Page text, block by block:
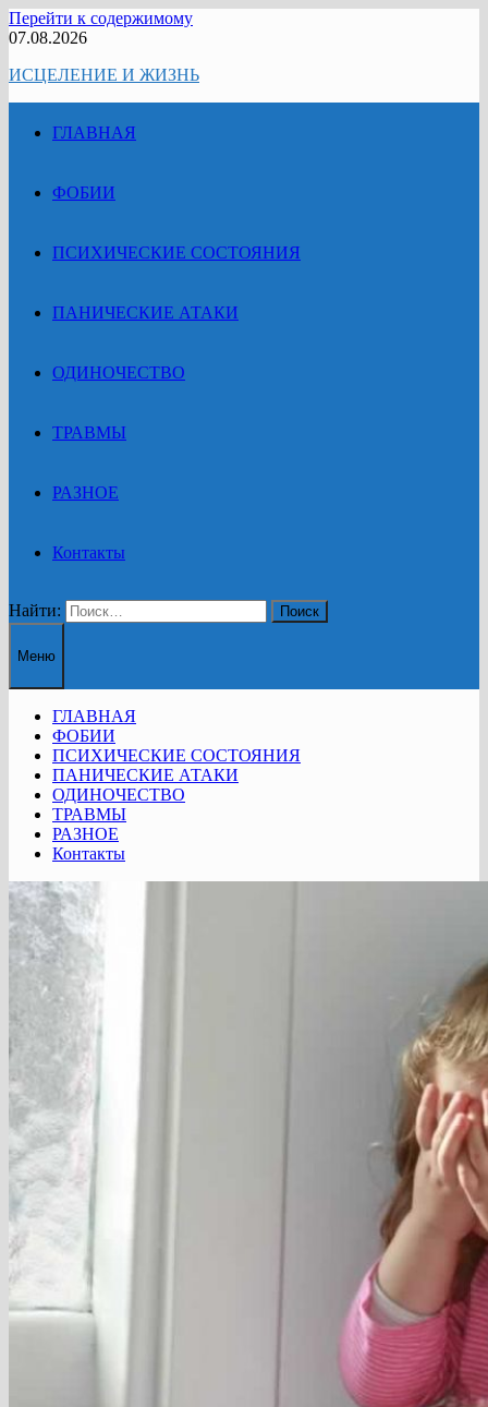
Перейти к содержимому
07.08.2026
ИСЦЕЛЕНИЕ И ЖИЗНЬ
ГЛАВНАЯ
ФОБИИ
ПСИХИЧЕСКИЕ СОСТОЯНИЯ
ПАНИЧЕСКИЕ АТАКИ
ОДИНОЧЕСТВО
ТРАВМЫ
РАЗНОЕ
Контакты
Найти:
Меню
ГЛАВНАЯ
ФОБИИ
ПСИХИЧЕСКИЕ СОСТОЯНИЯ
ПАНИЧЕСКИЕ АТАКИ
ОДИНОЧЕСТВО
ТРАВМЫ
РАЗНОЕ
Контакты